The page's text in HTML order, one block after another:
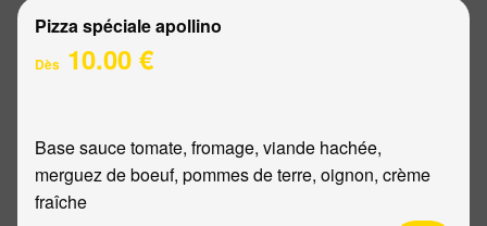
Pizza spéciale apollino
Dès 10.00 €
Base sauce tomate, fromage, viande hachée,
merguez de boeuf, pommes de terre, oignon, crème
fraîche